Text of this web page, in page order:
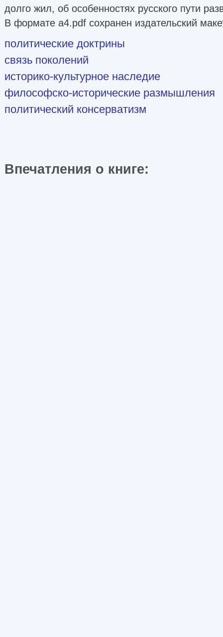
долго жил, об особенностях русского пути
В формате a4.pdf сохранен издательский
политические доктрины
связь поколений
историко-культурное наследие
философско-исторические размышления
политический консерватизм
Впечатления о книге: